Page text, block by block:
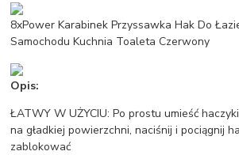
8xPower Karabinek Przyssawka Hak Do
Samochodu Kuchnia Toaleta Czerwony
Opis:
ŁATWY W UŻYCIU: Po prostu umieść
na gładkiej powierzchni, naciśnij i pociągnij
zablokować